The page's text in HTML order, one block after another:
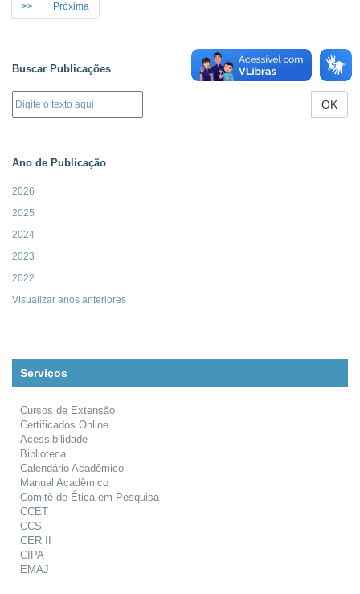
>> Próxima
Buscar Publicações
OK
Ano de Publicação
2026
2025
2024
2023
2022
Visualizar anos anteriores
Serviços
Cursos de Extensão
Certificados Online
Acessibilidade
Biblioteca
Calendário Acadêmico
Manual Acadêmico
Comitê de Ética em Pesquisa
CCET
CCS
CER II
CIPA
EMAJ